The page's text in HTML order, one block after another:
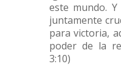
este mundo.
juntamente
para victoria,
poder de la
3:10)